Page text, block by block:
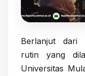
Berlanjut dari
rutin yang
Universitas